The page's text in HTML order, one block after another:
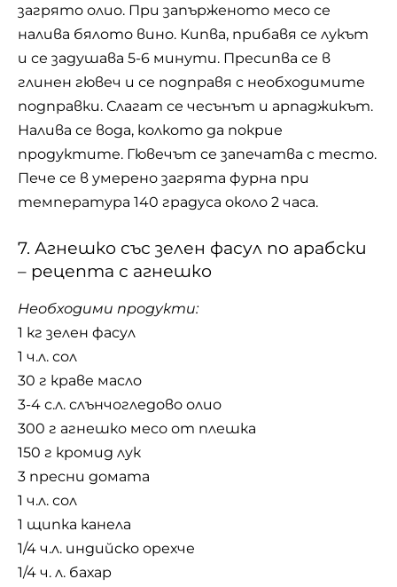
загрято олио. При запърженото месо се
налива бялото вино. Кипва, прибавя се лукът
и се задушава 5-6 минути. Пресипва се в
глинен гювеч и се подправя с необходимите
подправки. Слагат се чесънът и арпаджикът.
Налива се вода, колкото да покрие
продуктите. Гювечът се запечатва с тесто.
Пече се в умерено загрята фурна при
температура 140 градуса около 2 часа.
7. Агнешко със зелен фасул по арабски
– рецепта с агнешко
Необходими продукти:
1 кг зелен фасул
1 ч.л. сол
30 г краве масло
3-4 с.л. слънчогледово олио
300 г агнешко месо от плешка
150 г кромид лук
3 пресни домата
1 ч.л. сол
1 щипка канела
1/4 ч.л. индийско орехче
1/4 ч. л. бахар